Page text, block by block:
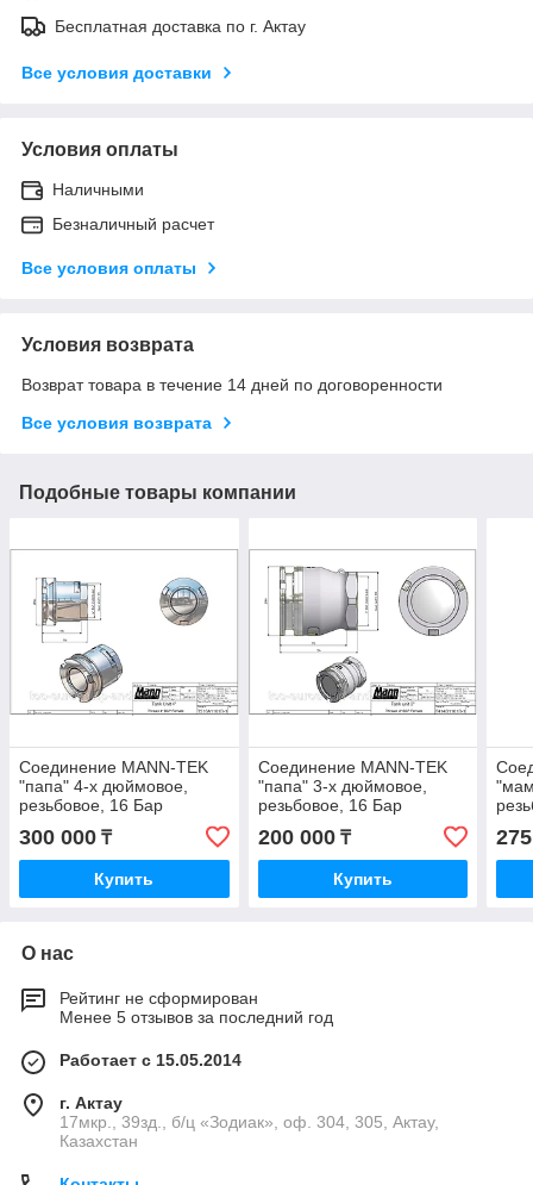
Бесплатная доставка по г. Актау
Все условия доставки
Условия оплаты
Наличными
Безналичный расчет
Все условия оплаты
Условия возврата
Возврат товара в течение 14 дней по договоренности
Все условия возврата
Подобные товары компании
Соединение MANN-TEK
"папа" 4-х дюймовое,
резьбовое, 16 Бар
300 000 ₸
Купить
Соединение MANN-TEK
"папа" 3-х дюймовое,
резьбовое, 16 Бар
200 000₸
Купить
О нас
Рейтинг не сформирован
Менее 5 отзывов за последний год
Работает с 15.05.2014
г. Актау
17мкр., 39зд., б/ц «Зодиак», оф. 304, 305, Актау,
Казахстан